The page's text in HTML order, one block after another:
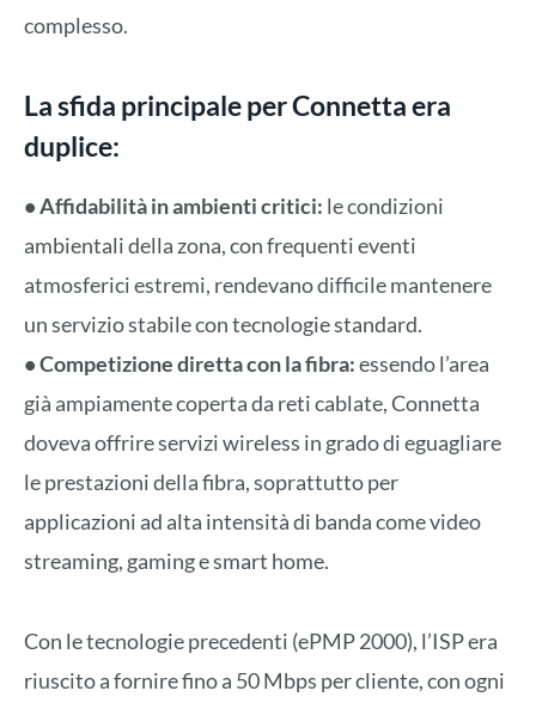
complesso.
La sfida principale per Connetta era
duplice:
• Affidabilità in ambienti critici: le condizioni
ambientali della zona, con frequenti eventi
atmosferici estremi, rendevano difficile mantenere
un servizio stabile con tecnologie standard.
• Competizione diretta con la fibra:essendo l’area
già ampiamente coperta da reti cablate, Connetta
doveva offrire servizi wireless in grado di eguagliare
le prestazioni della fibra, soprattutto per
applicazioni ad alta intensità di banda come video
streaming, gaming e smart home.
Con le tecnologie precedenti (ePMP 2000), l’ISP era
riuscito a fornire fino a 50 Mbps per cliente, con ogni